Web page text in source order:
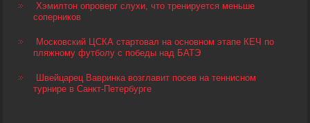
Хэмилтон опроверг слухи, что тренируется меньше
соперников
Московский ЦСКА стартовал на основном этапе КЕЧ по
пляжному футболу с победы над БАТЭ
Швейцарец Вавринка возглавит посев на теннисном
турнире в Санкт-Петербурге